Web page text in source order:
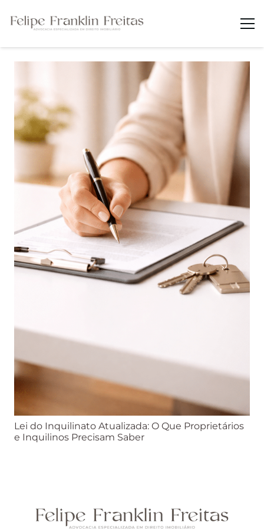
Lei do Inquilinato Atualizada: O Que Proprietários
e Inquilinos Precisam Saber